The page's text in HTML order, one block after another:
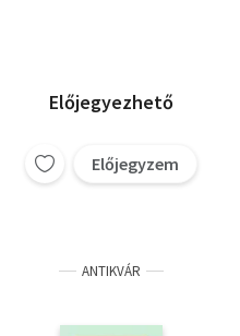
Előjegyezhető
Előjegyzem
ANTIKVÁR